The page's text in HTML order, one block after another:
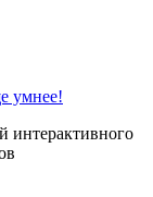
умнее!
интерактивного